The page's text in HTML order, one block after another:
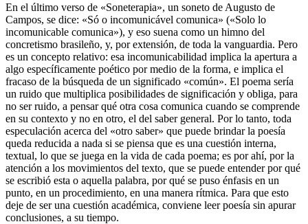
En el último verso de «Soneterapia», un soneto de Augusto de
Campos, se dice: «Só o incomunicável comunica» («Solo lo
incomunicable comunica»), y eso suena como un himno del
concretismo brasileño, y, por extensión, de toda la vanguardia. Pero
es un concepto relativo: esa incomunicabilidad implica la apertura a
algo específicamente poético por medio de la forma, e implica el
fracaso de la búsqueda de un significado «común». El poema sería
un ruido que multiplica posibilidades de significación y obliga, para
no ser ruido, a pensar qué otra cosa comunica cuando se comprende
en su contexto y no en otro, el del saber general. Por lo tanto, toda
especulación acerca del «otro saber» que puede brindar la poesía
queda reducida a nada si se piensa que es una cuestión interna,
textual, lo que se juega en la vida de cada poema; es por ahí, por la
atención a los movimientos del texto, que se puede entender por qué
se escribió esta o aquella palabra, por qué se puso énfasis en un
punto, en un procedimiento, en una manera rítmica. Para que esto
deje de ser una cuestión académica, conviene leer poesía sin apurar
conclusiones, a su tiempo.